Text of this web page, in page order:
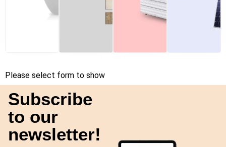
Please select form to show
Subscribe
to our
newsletter!